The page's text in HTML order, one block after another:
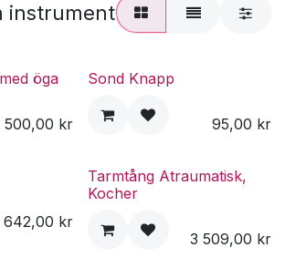
instrument
öga
500,00 kr
Sond Knapp
95,00 kr
642,00 kr
Tarmtång Atraumatisk,
Kocher
3 509,00 kr